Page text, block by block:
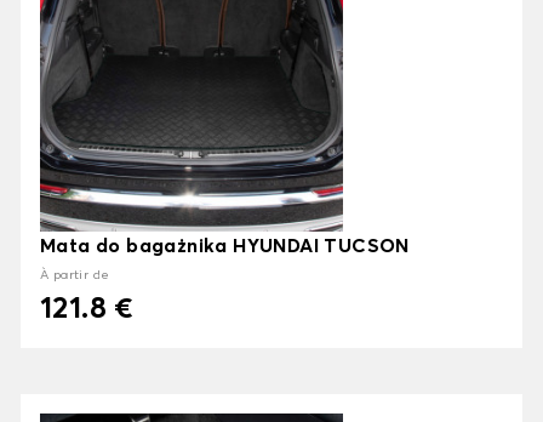
Mata do bagażnika HYUNDAI TUCSON
À partir de
121.8 €